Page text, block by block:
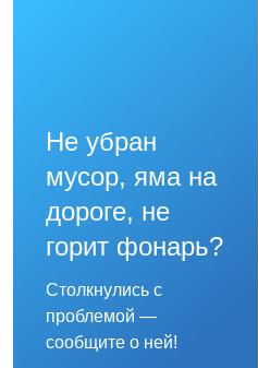
Не убран
мусор, яма на
дороге, не
горит фонарь?
Столкнулись с
проблемой —
сообщите о ней!